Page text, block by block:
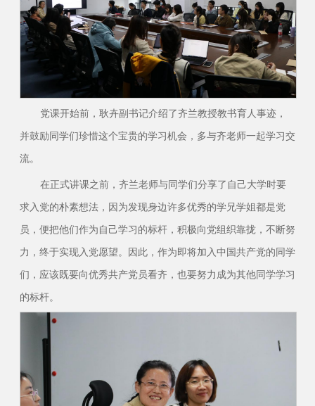
党课开始前，耿卉副书记介绍了齐兰教授教书育人事迹，
并鼓励同学们珍惜这个宝贵的学习机会，多与齐老师一起学习交
流。
在正式讲课之前，齐兰老师与同学们分享了自己大学时要
求入党的朴素想法，因为发现身边许多优秀的学兄学姐都是党
员，便把他们作为自己学习的标杆，积极向党组织靠拢，不断努
力，终于实现入党愿望。因此，作为即将加入中国共产党的同学
们，应该既要向优秀共产党员看齐，也要努力成为其他同学学习
的标杆。